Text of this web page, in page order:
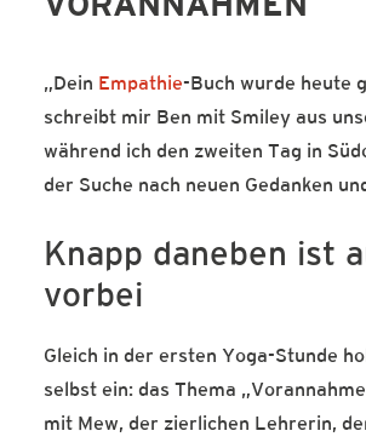
BÜCHER
VORANNAHMEN
„Dein Empathie-Buch wurde heute
schreibt mir Ben mit Smiley aus
während ich den zweiten Tag in
der Suche nach neuen Gedanken
Knapp daneben ist
vorbei
Gleich in der ersten Yoga-Stunde
selbst ein: das Thema
mit Mew, der zierlichen Lehrerin,